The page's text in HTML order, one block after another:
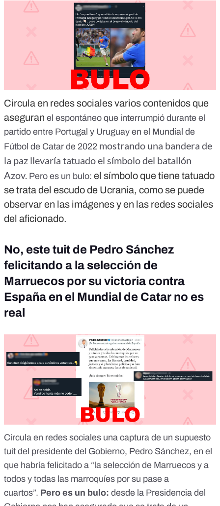
Circula en redes sociales varios contenidos que
aseguran el espontáneo que interrumpió durante el
partido entre Portugal y Uruguay en el Mundial de
Fútbol de Catar de 2022 mostrando una bandera de
la paz llevaría tatuado el símbolo del batallón
Azov. Pero es un bulo: el símbolo que tiene tatuado
se trata del escudo de Ucrania, como se puede
observar en las imágenes y en las redes sociales
del aficionado.
No, este tuit de Pedro Sánchez
felicitando a la selección de
Marruecos por su victoria contra
España en el Mundial de Catar no es
real
Circula en redes sociales una captura de un supuesto
tuit del presidente del Gobierno, Pedro Sánchez, en el
que habría felicitado a “la selección de Marruecos y a
todos y todas las marroquíes por su pase a
cuartos”. Pero es un bulo: desde la Presidencia del